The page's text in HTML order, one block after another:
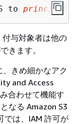
to principal
付与対象者は他の
きます。
きめ細かなアク
and Access
合わせて機能す
なる Amazon S3
では、IAM 許可が